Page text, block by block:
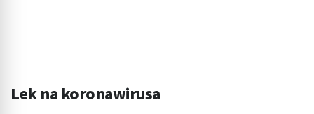
Lek na koronawirusa